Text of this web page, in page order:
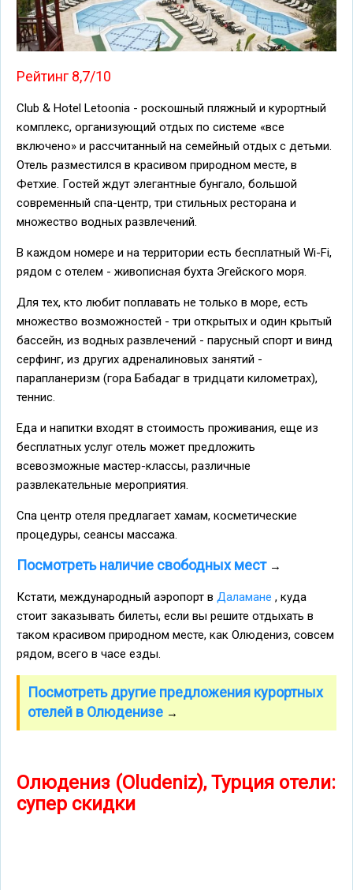
Рейтинг 8,7/10
Club & Hotel Letoonia - роскошный пляжный и курортный
комплекс, организующий отдых по системе «все
включено» и рассчитанный на семейный отдых с детьми.
Отель разместился в красивом природном месте, в
Фетхие. Гостей ждут элегантные бунгало, большой
современный спа-центр, три стильных ресторана и
множество водных развлечений.
В каждом номере и на территории есть бесплатный Wi-Fi,
рядом с отелем - живописная бухта Эгейского моря.
Для тех, кто любит поплавать не только в море, есть
множество возможностей - три открытых и один крытый
бассейн, из водных развлечений - парусный спорт и винд
серфинг, из других адреналиновых занятий -
парапланеризм (гора Бабадаг в тридцати километрах),
теннис.
Еда и напитки входят в стоимость проживания, еще из
бесплатных услуг отель может предложить
всевозможные мастер-классы, различные
развлекательные мероприятия.
Спа центр отеля предлагает хамам, косметические
процедуры, сеансы массажа.
Посмотреть наличие свободных мест→
Кстати, международный аэропорт в Даламане , куда
стоит заказывать билеты, если вы решите отдыхать в
таком красивом природном месте, как Олюдениз, совсем
рядом, всего в часе езды.
Посмотреть другие предложения курортных
отелей в Олюденизе →
Олюдениз (Oludeniz), Турция отели:
супер скидки